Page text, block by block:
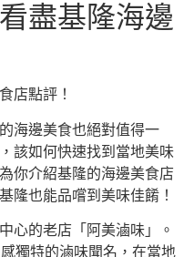
盡基隆海邊
店點評！
海邊美食也絕對值得一
該如何快速找到當地美味
你介紹基隆的海邊美食店
隆也能品嚐到美味佳餚！
心的老店「阿美滷味」。
獨特的滷味聞名，在當地